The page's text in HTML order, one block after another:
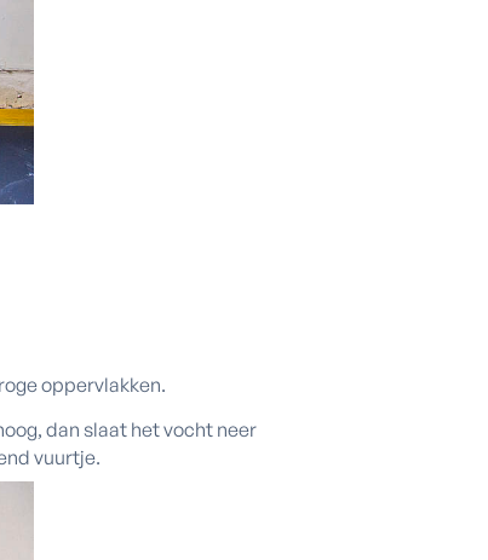
oppervlakken.
dan slaat het vocht neer
vuurtje.